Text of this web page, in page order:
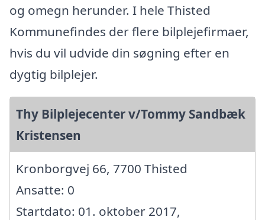
og omegn herunder. I hele Thisted
Kommunefindes der flere bilplejefirmaer,
hvis du vil udvide din søgning efter en
dygtig bilplejer.
Thy Bilplejecenter v/Tommy Sandbæk
Kristensen
Kronborgvej 66, 7700 Thisted
Ansatte: 0
Startdato: 01. oktober 2017,